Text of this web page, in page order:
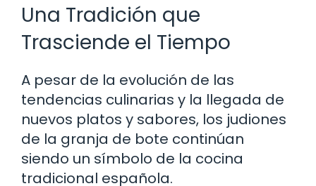
Una Tradición que
Trasciende el Tiempo
A pesar de la evolución de las
tendencias culinarias y la llegada de
nuevos platos y sabores, los judiones
de la granja de bote continúan
siendo un símbolo de la cocina
tradicional española.